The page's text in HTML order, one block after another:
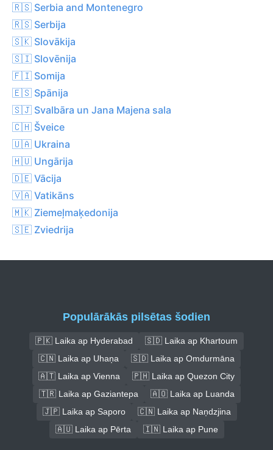
🇷🇸 Serbia and Montenegro
🇷🇸 Serbija
🇸🇰 Slovākija
🇸🇮 Slovēnija
🇫🇮 Somija
🇪🇸 Spānija
🇸🇯 Svalbāra un Jana Majena sala
🇨🇭 Šveice
🇺🇦 Ukraina
🇭🇺 Ungārija
🇩🇪 Vācija
🇻🇦 Vatikāns
🇲🇰 Ziemeļmaķedonija
🇸🇪 Zviedrija
Populārākās pilsētas šodien
🇵🇰 Laika ap Hyderabad
🇸🇩 Laika ap Khartoum
🇨🇳 Laika ap Uhaņa
🇸🇩 Laika ap Omdurmāna
🇦🇹 Laika ap Vienna
🇵🇭 Laika ap Quezon City
🇹🇷 Laika ap Gaziantepa
🇦🇴 Laika ap Luanda
🇯🇵 Laika ap Saporo
🇨🇳 Laika ap Naņdzjina
🇦🇺 Laika ap Pērta
🇮🇳 Laika ap Pune